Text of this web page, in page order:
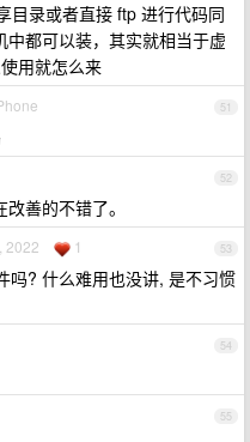
目录或者直接 ftp 进行代码同
都可以装，其实就相当于虚
用就怎么来
51
52
善的不错了。
53
2022 1
吗? 什么难用也没讲, 是不习惯
54
55